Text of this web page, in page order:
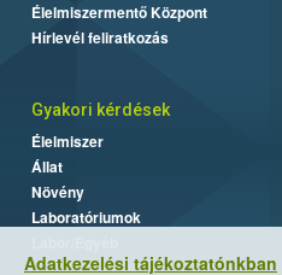
Adatkezelési tájékoztatónkban
Élelmiszermentő Központ
Hírlevél feliratkozás
Gyakori kérdések
Élelmiszer
Állat
Növény
Laboratóriumok